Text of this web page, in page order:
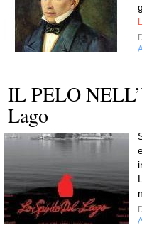
IL PELO
Lago